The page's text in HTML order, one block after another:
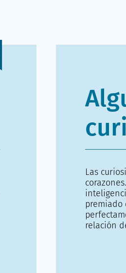
Las
premiado
relación